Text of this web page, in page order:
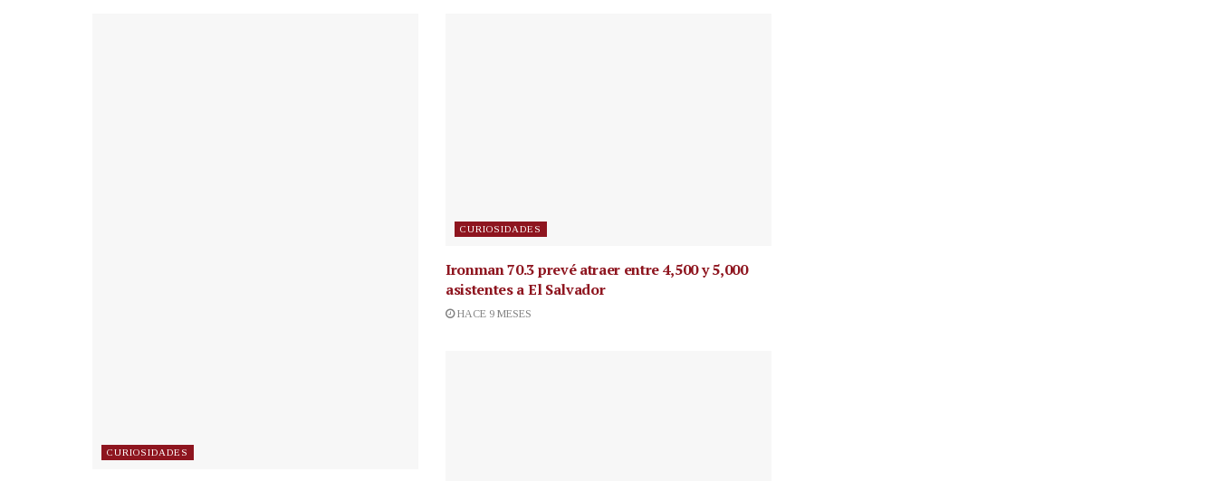
CURIOSIDADES
CURIOSIDADES
Ironman 70.3 prevé atraer entre 4,500 y 5,000
asistentes a El Salvador
HACE 9 MESES